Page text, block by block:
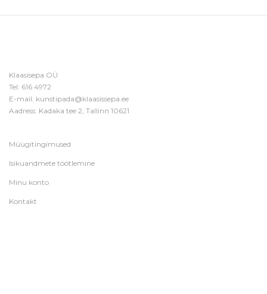
Klaasisepa OÜ
Tel: 616 4972
E-mail: kunstipada@klaasissepa.ee
Aadress: Kadaka tee 2, Tallinn 10621
Müügitingimused
Isikuandmete töötlemine
Minu konto
Kontakt